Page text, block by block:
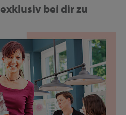
exklusiv bei dir zu